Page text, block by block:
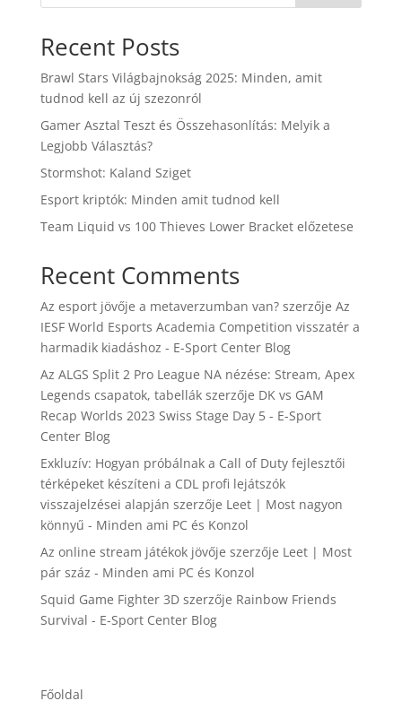
Recent Posts
Brawl Stars Világbajnokság 2025: Minden, amit
tudnod kell az új szezonról
Gamer Asztal Teszt és Összehasonlítás: Melyik a
Legjobb Választás?
Stormshot: Kaland Sziget
Esport kriptók: Minden amit tudnod kell
Team Liquid vs 100 Thieves Lower Bracket előzetese
Recent Comments
Az esport jövője a metaverzumban van?szerzője Az
IESF World Esports Academia Competition visszatér a
harmadik kiadáshoz - E-Sport Center Blog
Az ALGS Split 2 Pro League NA nézése: Stream, Apex
Legends csapatok, tabellákszerzője DK vs GAM
Recap Worlds 2023 Swiss Stage Day 5 - E-Sport
Center Blog
Exkluzív: Hogyan próbálnak a Call of Duty fejlesztői
térképeket készíteni a CDL profi lejátszók
visszajelzései alapján szerzője Leet | Most nagyon
könnyű - Minden ami PC és Konzol
Az online stream játékok jövője szerzője Leet | Most
pár száz - Minden ami PC és Konzol
Squid Game Fighter 3Dszerzője Rainbow Friends
Survival - E-Sport Center Blog
Főoldal